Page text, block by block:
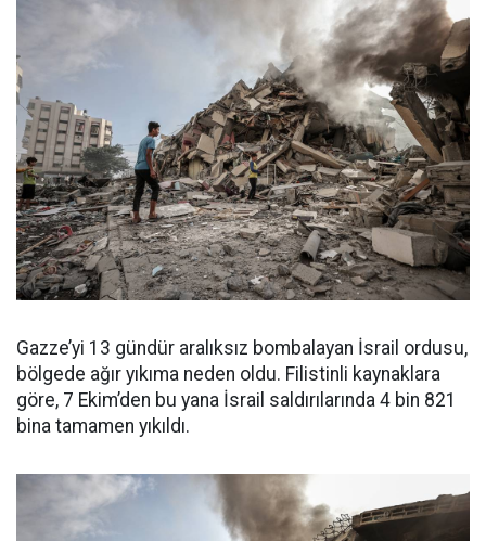
Gazze’yi 13 gündür aralıksız bombalayan İsrail ordusu,
bölgede ağır yıkıma neden oldu. Filistinli kaynaklara
göre, 7 Ekim’den bu yana İsrail saldırılarında 4 bin 821
bina tamamen yıkıldı.